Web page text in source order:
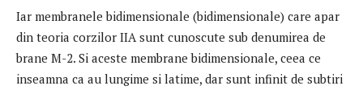
Iar membranele bidimensionale (bidimensionale) care apar
din teoria corzilor IIA sunt cunoscute sub denumirea de
brane M-2. Si aceste membrane bidimensionale, ceea ce
inseamna ca au lungime si latime, dar sunt infinit de subtiri